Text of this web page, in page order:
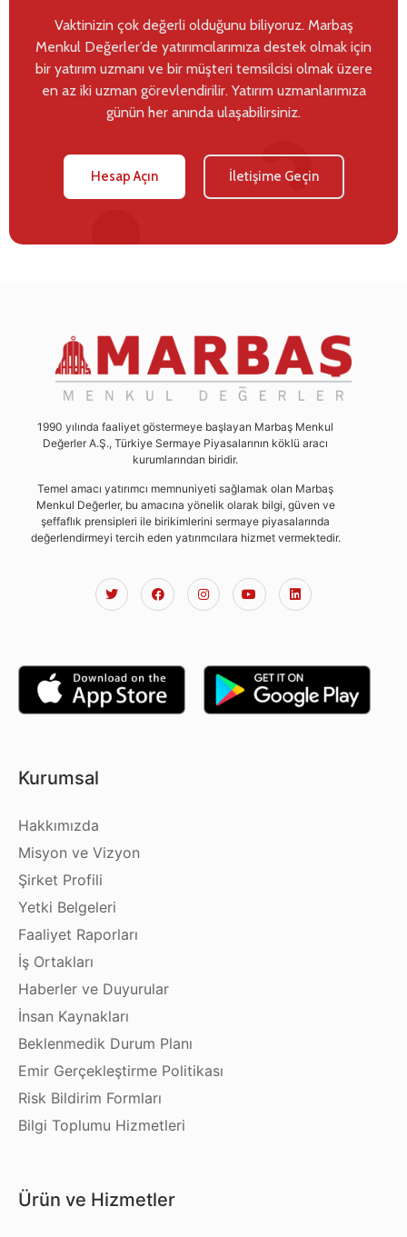
Vaktinizin çok değerli olduğunu biliyoruz. Marbaş
Menkul Değerler’de yatırımcılarımıza destek olmak için
bir yatırım uzmanı ve bir müşteri temsilcisi olmak üzere
en az iki uzman görevlendirilir. Yatırım uzmanlarımıza
günün her anında ulaşabilirsiniz.
Hesap Açın İletişime Geçin
1990 yılında faaliyet göstermeye başlayan Marbaş Menkul
Değerler A.Ş., Türkiye Sermaye Piyasalarının köklü aracı
kurumlarından biridir.
Temel amacı yatırımcı memnuniyeti sağlamak olan Marbaş
Menkul Değerler, bu amacına yönelik olarak bilgi, güven ve
şeffaflık prensipleri ile birikimlerini sermaye piyasalarında
değerlendirmeyi tercih eden yatırımcılara hizmet vermektedir.
Kurumsal
Hakkımızda
Misyon ve Vizyon
Şirket Profili
Yetki Belgeleri
Faaliyet Raporları
İş Ortakları
Haberler ve Duyurular
İnsan Kaynakları
Beklenmedik Durum Planı
Emir Gerçekleştirme Politikası
Risk Bildirim Formları
Bilgi Toplumu Hizmetleri
Ürün ve Hizmetler